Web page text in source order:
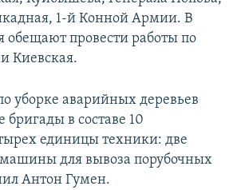
1-й Конной Армии. В
провести работы по
Киевская.
уборке аварийных деревьев
бригады в составе 10
единицы техники: две
для вывоза порубочных
Антон Гумен.